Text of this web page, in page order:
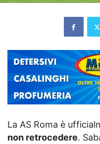
La AS Roma è
non retrocedere.